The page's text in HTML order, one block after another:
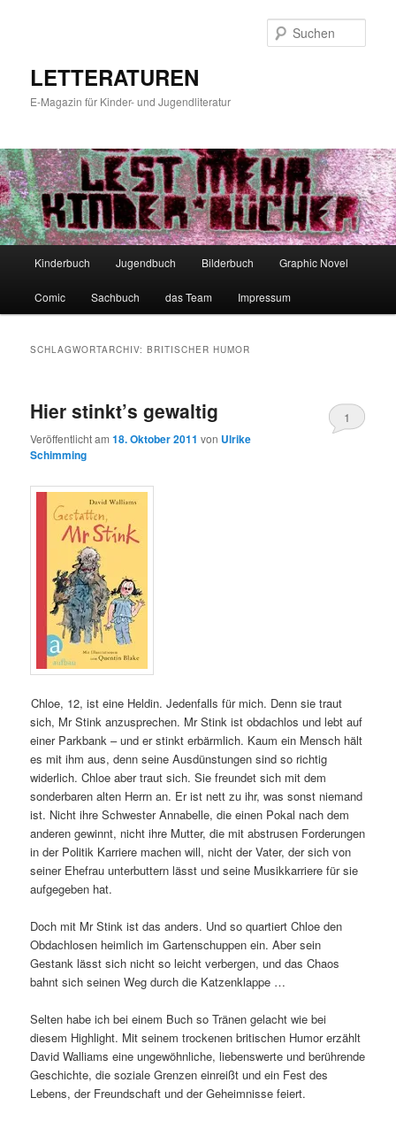
LETTERATUREN
E-Magazin für Kinder- und Jugendliteratur
Kinderbuch Jugendbuch Bilderbuch Graphic Novel
Comic Sachbuch das Team Impressum
SCHLAGWORTARCHIV:BRITISCHER HUMOR
Hier stinkt’s gewaltig
Veröffentlicht am18. Oktober 2011 von Ulrike
Schimming
1
Chloe, 12, ist eine Heldin. Jedenfalls für mich. Denn sie traut
sich, Mr Stink anzusprechen. Mr Stink ist obdachlos und lebt auf
einer Parkbank – und er stinkt erbärmlich. Kaum ein Mensch hält
es mit ihm aus, denn seine Ausdünstungen sind so richtig
widerlich. Chloe aber traut sich. Sie freundet sich mit dem
sonderbaren alten Herrn an. Er ist nett zu ihr, was sonst niemand
ist. Nicht ihre Schwester Annabelle, die einen Pokal nach dem
anderen gewinnt, nicht ihre Mutter, die mit abstrusen Forderungen
in der Politik Karriere machen will, nicht der Vater, der sich von
seiner Ehefrau unterbuttern lässt und seine Musikkarriere für sie
aufgegeben hat.
Doch mit Mr Stink ist das anders. Und so quartiert Chloe den
Obdachlosen heimlich im Gartenschuppen ein. Aber sein
Gestank lässt sich nicht so leicht verbergen, und das Chaos
bahnt sich seinen Weg durch die Katzenklappe …
Selten habe ich bei einem Buch so Tränen gelacht wie bei
diesem Highlight. Mit seinem trockenen britischen Humor erzählt
David Walliams eine ungewöhnliche, liebenswerte und berührende
Geschichte, die soziale Grenzen einreißt und ein Fest des
Lebens, der Freundschaft und der Geheimnisse feiert.